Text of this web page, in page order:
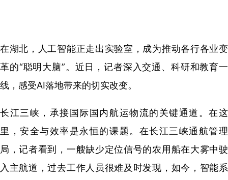
在湖北，人工智能正走出实验室，成为推动各行各业变
革的“聪明大脑”。近日，记者深入交通、科研和教育一
线，感受AI落地带来的切实改变。
长江三峡，承接国际国内航运物流的关键通道。在这
里，安全与效率是永恒的课题。在长江三峡通航管理
局，记者看到，一艘缺少定位信号的农用船在大雾中驶
入主航道，过去工作人员很难及时发现，如今，智能系